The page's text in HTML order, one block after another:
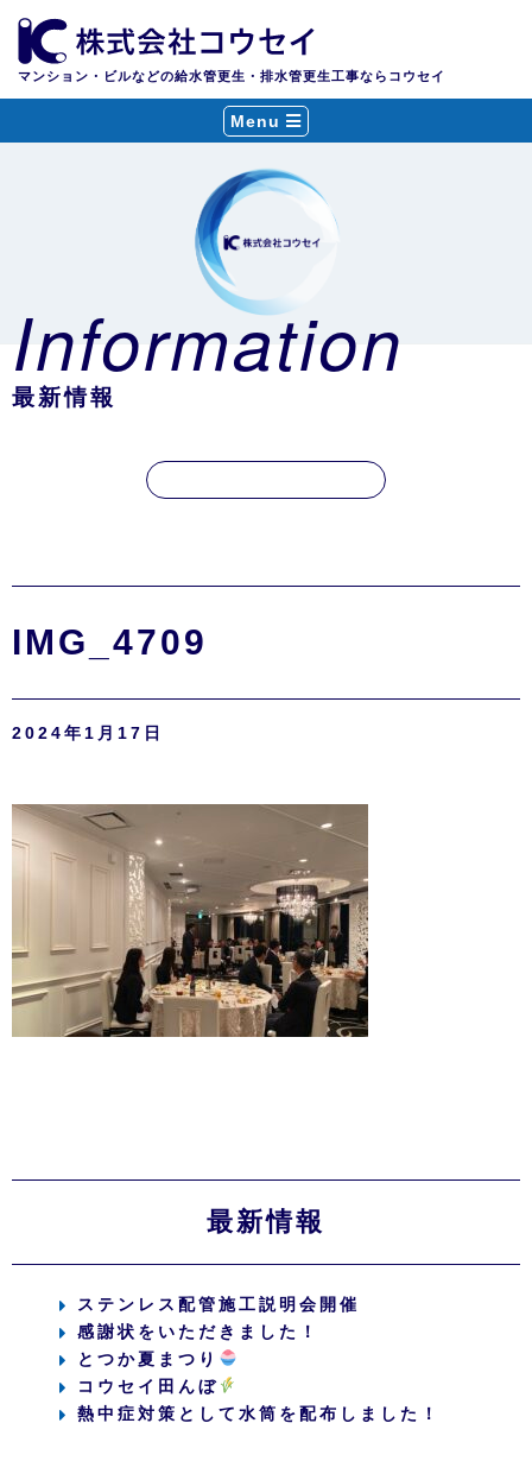
マンション・ビルなどの給水管更生・排水管更生工事ならコウセイ
Menu
Information
最新情報
IMG_4709
2024年1月17日
最新情報
ステンレス配管施工説明会開催
感謝状をいただきました！
とつか夏まつり
コウセイ田んぼ
熱中症対策として水筒を配布しました！